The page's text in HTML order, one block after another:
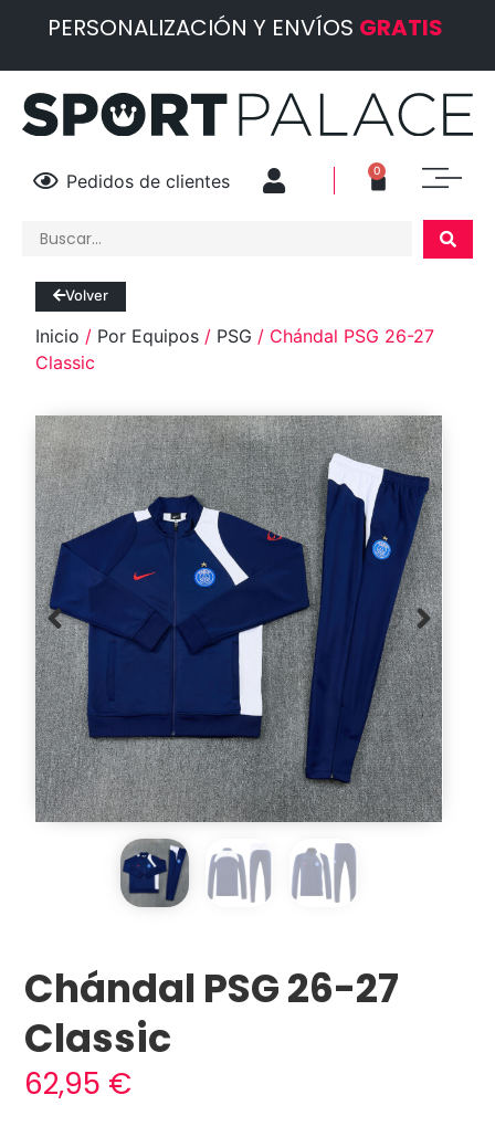
PERSONALIZACIÓN Y ENVÍOS GRATIS
Pedidos de clientes 0
Chándal PSG 26-27
Classic
62,95 €
Volver
Inicio / Por Equipos / PSG / Chándal PSG 26-27
Classic